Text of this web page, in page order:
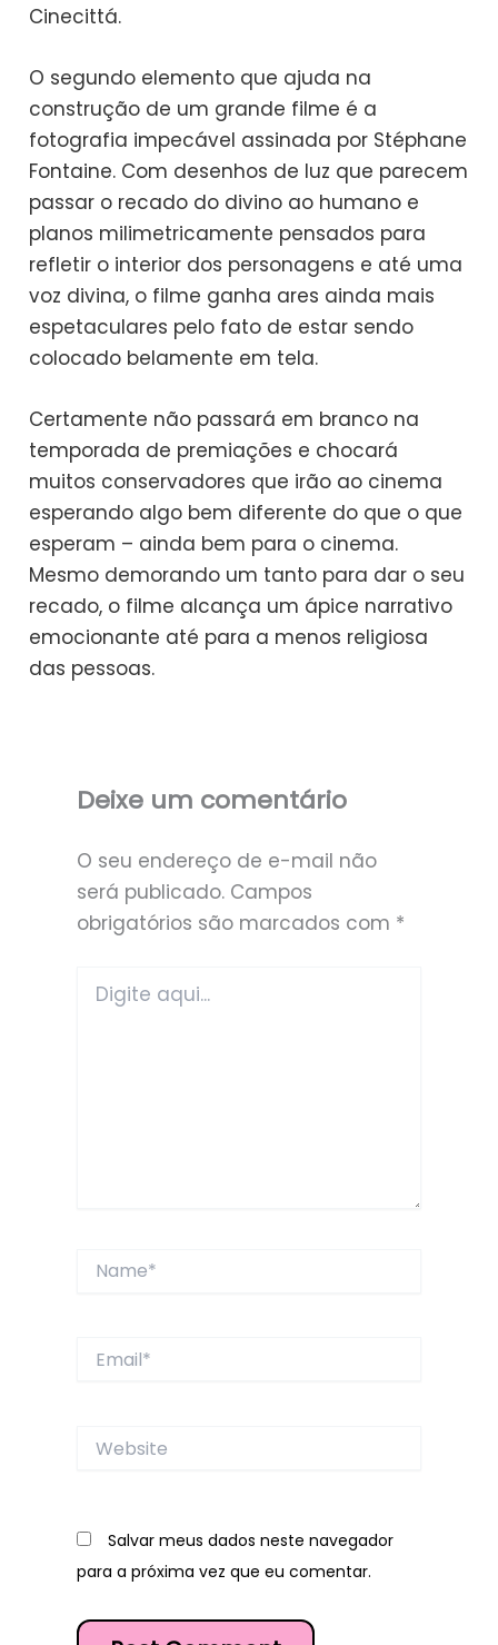
Cinecittá.
O segundo elemento que ajuda na
construção de um grande filme é a
fotografia impecável assinada por Stéphane
Fontaine. Com desenhos de luz que parecem
passar o recado do divino ao humano e
planos milimetricamente pensados para
refletir o interior dos personagens e até uma
voz divina, o filme ganha ares ainda mais
espetaculares pelo fato de estar sendo
colocado belamente em tela.
Certamente não passará em branco na
temporada de premiações e chocará
muitos conservadores que irão ao cinema
esperando algo bem diferente do que o que
esperam – ainda bem para o cinema.
Mesmo demorando um tanto para dar o seu
recado, o filme alcança um ápice narrativo
emocionante até para a menos religiosa
das pessoas.
Deixe um comentário
O seu endereço de e-mail não
será publicado. Campos
obrigatórios são marcados com *
aqui...
Website
Salvar meus dados neste navegador
para a próxima vez que eu comentar.